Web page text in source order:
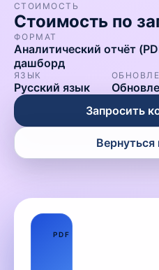
СТОИМОСТЬ
Стоимость по
ФОРМАТ
Аналитический отчёт
дашборд
ЯЗЫК
Русский язык
Запросить
Вернуться
PDF